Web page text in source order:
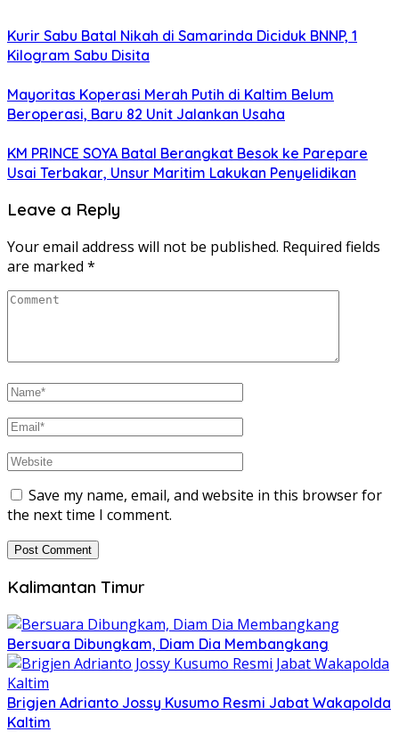
Kurir Sabu Batal Nikah di Samarinda Diciduk BNNP, 1
Kilogram Sabu Disita
Mayoritas Koperasi Merah Putih di Kaltim Belum
Beroperasi, Baru 82 Unit Jalankan Usaha
KM PRINCE SOYA Batal Berangkat Besok ke Parepare
Usai Terbakar, Unsur Maritim Lakukan Penyelidikan
Leave a Reply
Your email address will not be published. Required fields
are marked *
Save my name, email, and website in this browser for
the next time I comment.
Kalimantan Timur
Bersuara Dibungkam, Diam Dia Membangkang
Brigjen Adrianto Jossy Kusumo Resmi Jabat Wakapolda
Kaltim